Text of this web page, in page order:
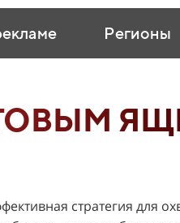
Регионы
стратегия для